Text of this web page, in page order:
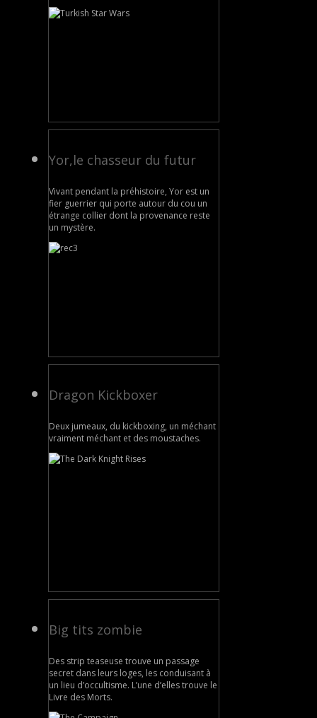
Yor,le chasseur du futur
Vivant pendant la préhistoire, Yor est un
fier guerrier qui porte autour du cou un
étrange collier dont la provenance reste
un mystère.
Dragon Kickboxer
Deux jumeaux, du kickboxing, un méchant
vraiment méchant et des moustaches.
Big tits zombie
Des strip teaseuse trouve un passage
secret dans leurs loges, les conduisant à
un lieu d’occultisme. L’une d’elles trouve le
Livre des Morts.